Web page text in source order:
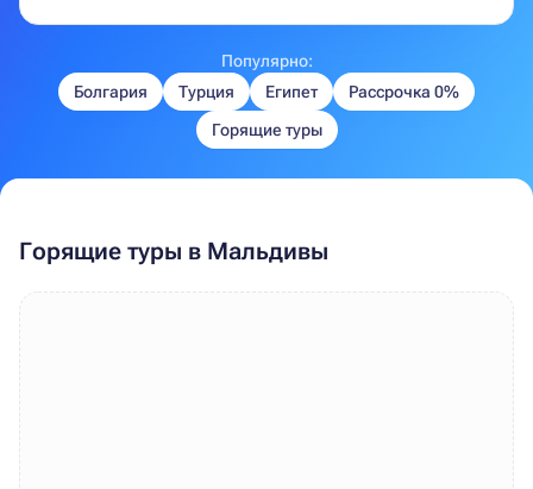
Популярно:
Болгария
Турция Египет
Рассрочка 0%
Горящие туры
Горящие туры в Мальдивы